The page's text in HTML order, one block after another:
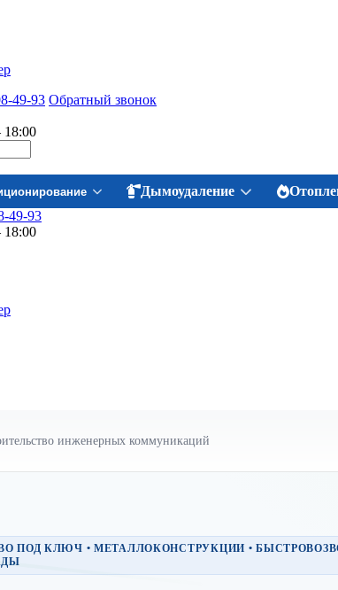
49-93 Обратный звонок
18:00
Дымоудаление
49-93
18:00
инженерных коммуникаций
ПОД КЛЮЧ • МЕТАЛЛОКОНСТРУКЦИИ •